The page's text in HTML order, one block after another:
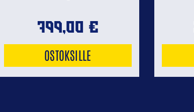
799,00 €
OSTOKSILLE